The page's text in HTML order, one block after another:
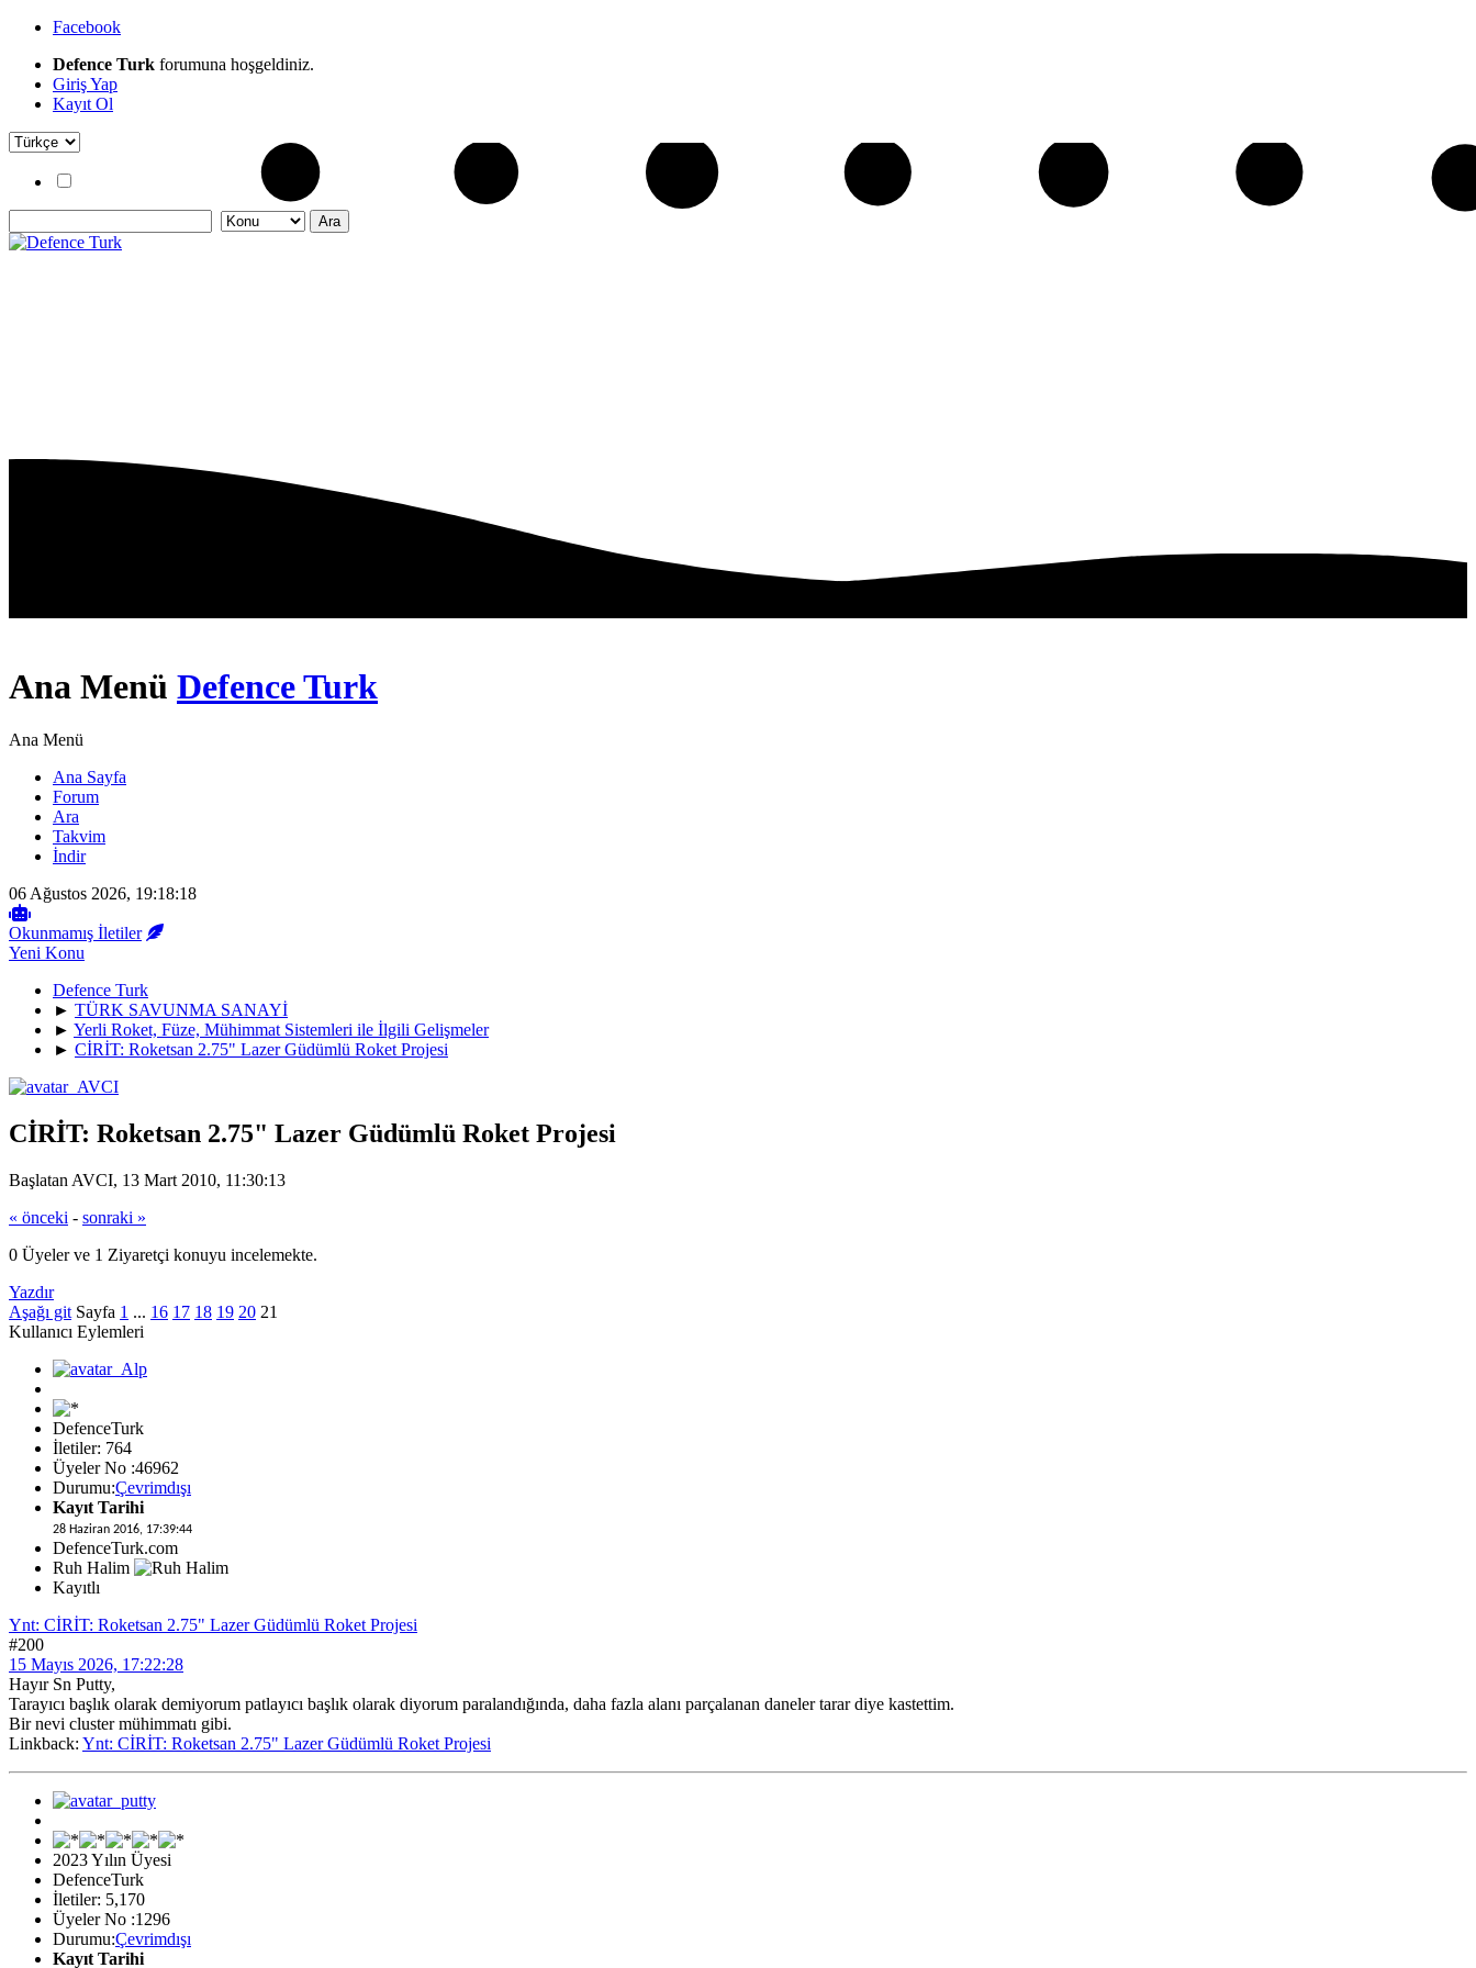
Facebook
Defence Turk forumuna hoşgeldiniz.
Giriş Yap
Kayıt Ol
Ana Menü Defence Turk
Ana Menü
Ana Sayfa
Forum
Ara
Takvim
İndir
06 Ağustos 2026, 19:18:18
Okunmamış İletiler
Yeni Konu
Defence Turk
► TÜRK SAVUNMA SANAYİ
► Yerli Roket, Füze, Mühimmat Sistemleri ile İlgili Gelişmeler
► CİRİT: Roketsan 2.75" Lazer Güdümlü Roket Projesi
CİRİT: Roketsan 2.75" Lazer Güdümlü Roket Projesi
Başlatan AVCI, 13 Mart 2010, 11:30:13
« önceki - sonraki »
0 Üyeler ve 1 Ziyaretçi konuyu incelemekte.
Yazdır
Aşağı git Sayfa 1 ... 16 17 18 19 20 21
Kullanıcı Eylemleri
DefenceTurk
İletiler: 764
Üyeler No :46962
Durumu:Çevrimdışı
Kayıt Tarihi
28 Haziran 2016, 17:39:44
DefenceTurk.com
Ruh Halim
Kayıtlı
Ynt: CİRİT: Roketsan 2.75" Lazer Güdümlü Roket Projesi
#200
15 Mayıs 2026, 17:22:28
Hayır Sn Putty,
Tarayıcı başlık olarak demiyorum patlayıcı başlık olarak diyorum paralandığında, daha fazla alanı parçalanan daneler tarar diye kastettim.
Bir nevi cluster mühimmatı gibi.
Linkback: Ynt: CİRİT: Roketsan 2.75" Lazer Güdümlü Roket Projesi
2023 Yılın Üyesi
DefenceTurk
İletiler: 5,170
Üyeler No :1296
Durumu:Çevrimdışı
Kayıt Tarihi